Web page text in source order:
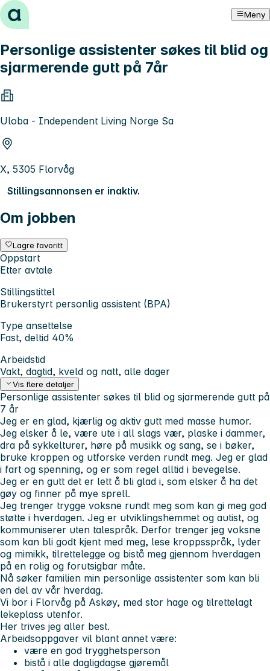
Hopp til innhold Meny
Personlige assistenter søkes til blid og
sjarmerende gutt på 7år
Uloba - Independent Living Norge Sa
X, 5305 Florvåg
Stillingsannonsen er inaktiv.
Om jobben
Lagre favoritt
Oppstart
Etter avtale
Stillingstittel
Brukerstyrt personlig assistent (BPA)
Type ansettelse
Fast, deltid 40%
Arbeidstid
Vakt, dagtid, kveld og natt, alle dager
Vis flere detaljer
Personlige assistenter søkes til blid og sjarmerende gutt på
7 år
Jeg er en glad, kjærlig og aktiv gutt med masse humor.
Jeg elsker å le, være ute i all slags vær, plaske i dammer,
dra på sykkelturer, høre på musikk og sang, se i bøker,
bruke kroppen og utforske verden rundt meg. Jeg er glad
i fart og spenning, og er som regel alltid i bevegelse.
Jeg er en gutt det er lett å bli glad i, som elsker å ha det
gøy og finner på mye sprell.
Jeg trenger trygge voksne rundt meg som kan gi meg god
støtte i hverdagen. Jeg er utviklingshemmet og autist, og
kommuniserer uten talespråk. Derfor trenger jeg voksne
som kan bli godt kjent med meg, lese kroppsspråk, lyder
og mimikk, tilrettelegge og bistå meg gjennom hverdagen
på en rolig og forutsigbar måte.
Nå søker familien min personlige assistenter som kan bli
en del av vår hverdag.
Vi bor i Florvåg på Askøy, med stor hage og tilrettelagt
lekeplass utenfor.
Her trives jeg aller best.
Arbeidsoppgaver vil blant annet være:
være en god trygghetsperson
bistå i alle dagligdagse gjøremål